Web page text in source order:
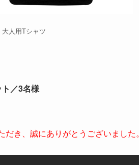
大人用Tシャツ
／3名様
き、誠にありがとうございました。